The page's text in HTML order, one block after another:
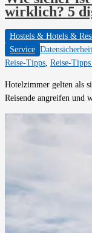
wirklich? 5
Hostels & Hotels &
Service Datensicherheit
Reise-Tipps, Reise-
Hotelzimmer gelten als
Reisende angreifen und